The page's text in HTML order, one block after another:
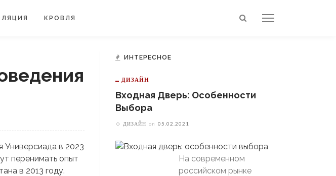
КРОВЛЯ
Универсиада в 2023
перенимать опыт
в 2013 году.
ИНТЕРЕСНОЕ
ДИЗАЙН
Входная Дверь: Особенности
Выбора
ДИЗАЙН on 05.02.2021
На современном
российском рынке